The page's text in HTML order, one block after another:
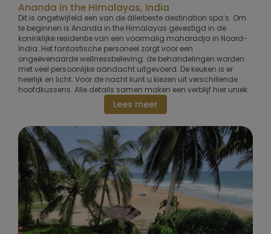
Ananda in the Himalayas, India
Dit is ongetwijfeld een van de állerbeste destination spa’s. Om
te beginnen is Ananda in the Himalayas gevestigd in de
koninklijke residentie van een voormalig maharadja in Noord-
India. Het fantastische personeel zorgt voor een
ongeëvenaarde wellnessbeleving: de behandelingen worden
met veel persoonlijke aandacht uitgevoerd. De keuken is er
heerlijk en licht. Voor de nacht kunt u kiezen uit verschillende
hoofdkussens. Alle details samen maken een verblijf hier uniek.
Lees meer